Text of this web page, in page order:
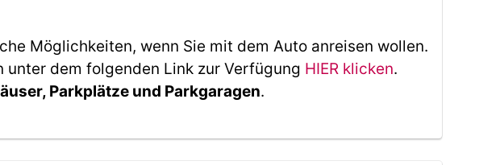
Möglichkeiten, wenn Sie mit dem Auto anreisen wollen.
dem folgenden Link zur Verfügung HIER klicken.
Parkplätze und Parkgaragen.